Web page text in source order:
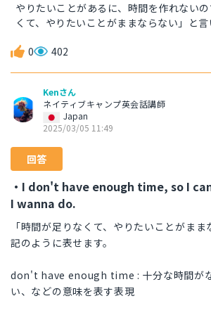
やりたいことがあるに、時間を作れない
くて、やりたいことがままならない」と言
0 402
Kenさん
ネイティブキャンプ英会話講師
Japan
2025/03/05 11:49
回答
・I don't have enough time, so I
I wanna do.
「時間が足りなくて、やりたいことがま
記のように表せます。
don't have enough time : 十分な時間が
い、などの意味を表す表現